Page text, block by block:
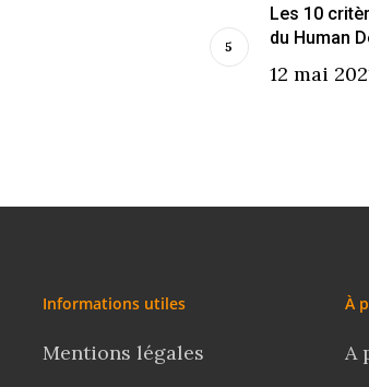
Les 10
du Human
12 mai
Informations utiles
Mentions légales
À
A